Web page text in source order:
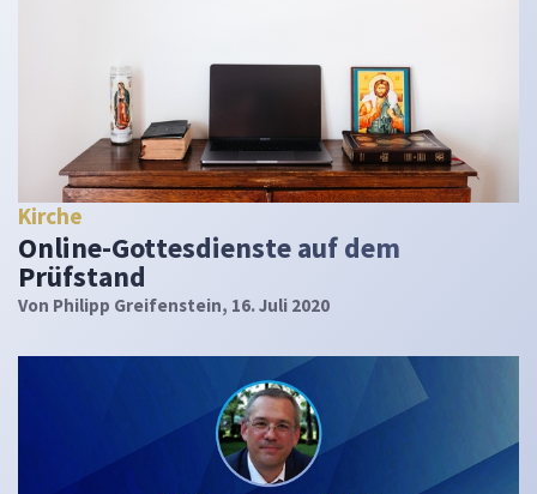
Kirche
Online-Gottesdienste auf dem
Prüfstand
Von Philipp Greifenstein, 16. Juli 2020